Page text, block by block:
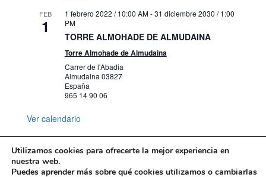
MAR
23
Próxima exposición del MARQ
9 marzo 2023 / 8:00 AM-28 enero 2024 /
Marq
MAR
23
14 marzo 2023 / 8:00 AM
5:00 PM
23
Premi de Teatre Breu en Valencià
16 marzo 2023 -30 junio 2023
FEB
1
1 febrero 2022 / 10:00 AM-31 diciembre 2030 / 1:00
PM
TORRE ALMOHADE DE ALMUDAINA
Torre Almohade de Almudaina
Carrer de l'Abadia
Almudaina 03827
España
965 14 90 06
Ver calendario
Utilizamos cookies para ofrecerte la mejor experiencia en
nuestra web.
Puedes aprender más sobre qué cookies utilizamos o cambiarlas